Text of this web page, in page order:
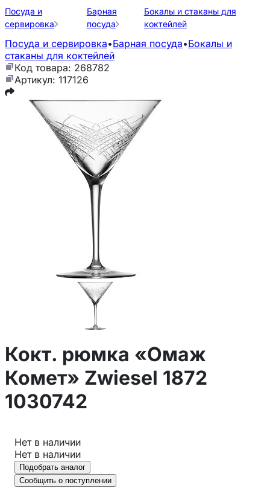
Посуда и
сервировка
Барная
посуда
Бокалы и стаканы для
коктейлей
Посуда и сервировка•Барная посуда•Бокалы и
стаканы для коктейлей
Код товара: 268782
Артикул: 117126
Кокт. рюмка «Омаж
Комет» Zwiesel 1872
1030742
Нет в наличии
Нет в наличии
Подобрать аналог
Сообщить о поступлении